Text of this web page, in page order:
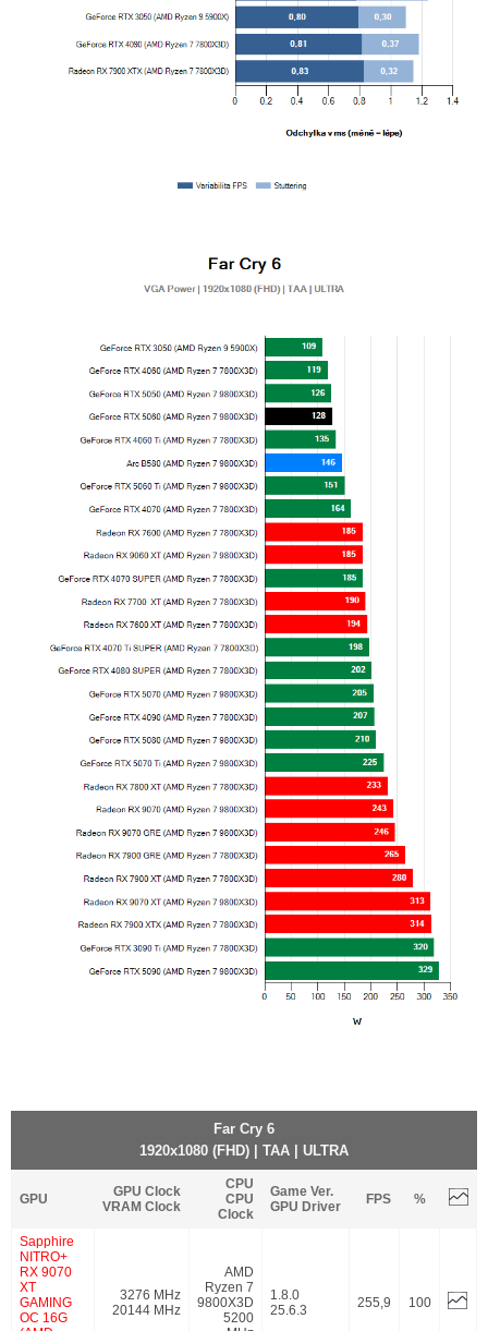
Far Cry 6
1920x1080 (FHD) | TAA | ULTRA
GPU
GPU Clock
VRAM Clock
CPU
CPU
Clock
Game Ver.
GPU Driver
FPS %
Sapphire
NITRO+
RX 9070
XT
GAMING
OC 16G
3276 MHz
20144 MHz
AMD
Ryzen 7
9800X3D
5200
1.8.0
25.6.3
255,9 100